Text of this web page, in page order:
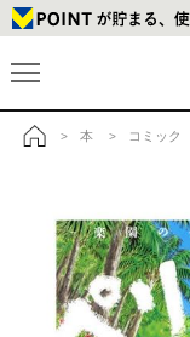
> 本 > コミック